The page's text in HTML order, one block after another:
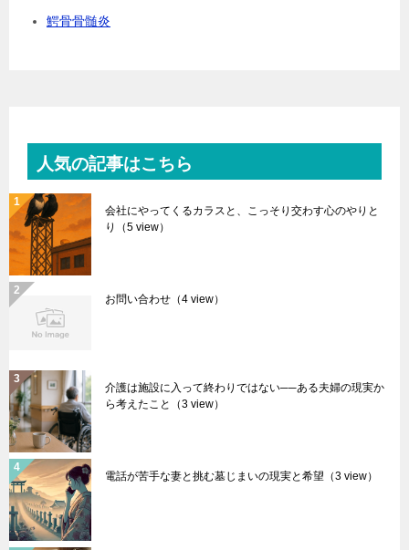
鰐骨骨髄炎
人気の記事はこちら
会社にやってくるカラスと、こっそり交わす心のやりと
り
（5 view）
お問い合わせ （4 view）
介護は施設に入って終わりではない──ある夫婦の現実か
ら考えたこと
（3 view）
電話が苦手な妻と挑む墓じまいの現実と希望 （3 view）